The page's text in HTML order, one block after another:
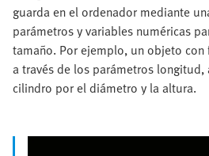
guarda en el ordenador mediante
parámetros y variables numéricas
tamaño. Por ejemplo, un objeto
a través de los parámetros longitud,
cilindro por el diámetro y la altura.